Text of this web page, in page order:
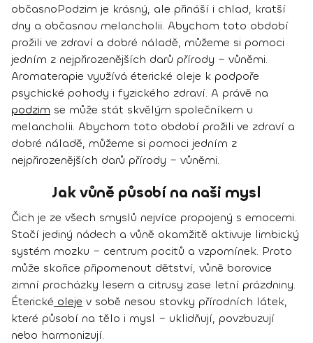
občasnoPodzim je krásný, ale přináší i chlad, kratší
dny a občasnou melancholii. Abychom toto období
prožili ve zdraví a dobré náladě, můžeme si pomoci
jedním z nejpřirozenějších darů přírody – vůněmi.
Aromaterapie využívá éterické oleje k podpoře
psychické pohody i fyzického zdraví. A právě na
podzim se může stát skvělým společníkem u
melancholii. Abychom toto období prožili ve zdraví a
dobré náladě, můžeme si pomoci jedním z
nejpřirozenějších darů přírody – vůněmi.
Jak vůně působí na naši mysl
Čich je ze všech smyslů nejvíce propojený s emocemi.
Stačí jediný nádech a vůně okamžitě aktivuje limbický
systém mozku – centrum pocitů a vzpomínek. Proto
může skořice připomenout dětství, vůně borovice
zimní procházky lesem a citrusy zase letní prázdniny.
Éterické oleje v sobě nesou stovky přírodních látek,
které působí na tělo i mysl – uklidňují, povzbuzují
nebo harmonizují.